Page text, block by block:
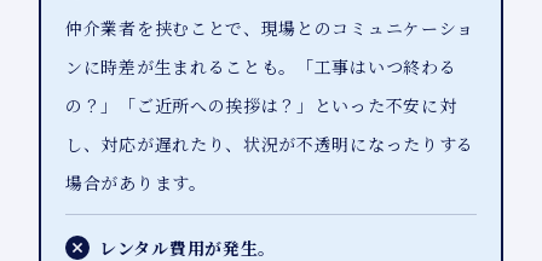
仲介業者を挟むことで、現場とのコミュニケーショ
ンに時差が生まれることも。「工事はいつ終わる
の？」「ご近所への挨拶は？」といった不安に対
し、対応が遅れたり、状況が不透明になったりする
場合があります。
レンタル費用が発生。